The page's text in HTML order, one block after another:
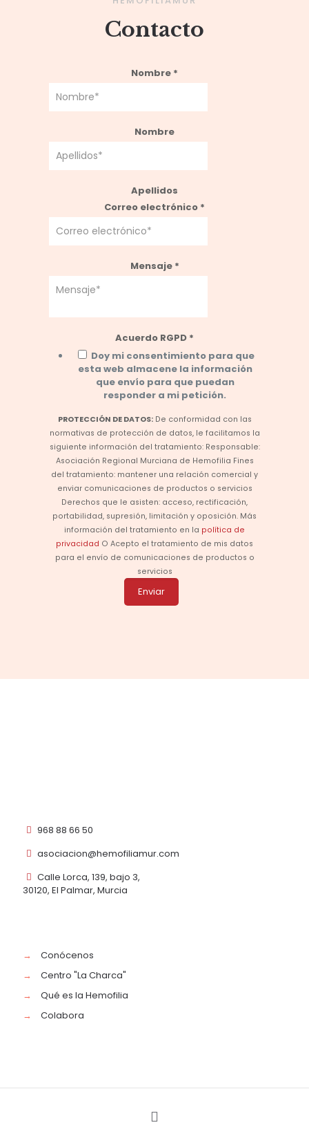
Contacto
Nombre *
Nombre
Apellidos
Correo electrónico *
Mensaje *
Acuerdo RGPD *
Doy mi consentimiento para que
esta web almacene la información
que envío para que puedan
responder a mi petición.
PROTECCIÓN DE DATOS:De conformidad con las
normativas de protección de datos, le facilitamos la
siguiente información del tratamiento: Responsable:
Asociación Regional Murciana de Hemofilia Fines
del tratamiento: mantener una relación comercial y
enviar comunicaciones de productos o servicios
Derechos que le asisten: acceso, rectificación,
portabilidad, supresión, limitación y oposición. Más
información del tratamiento en la política de
privacidad O Acepto el tratamiento de mis datos
para el envío de comunicaciones de productos o
servicios
Enviar
968 88 66 50
asociacion@hemofiliamur.com
Calle Lorca, 139, bajo 3,
30120, El Palmar, Murcia
→
Conócenos
→
Centro "La Charca"
→
Qué es la Hemofilia
→
Colabora